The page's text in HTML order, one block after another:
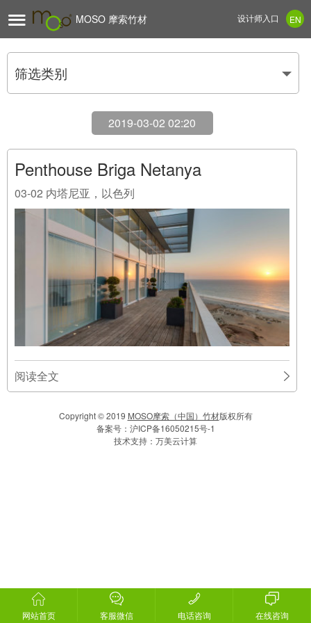
 MOSO 摩索竹材 EN
设计师入口
筛选类别
2019-03-02 02:20
Penthouse Briga Netanya
03-02 内塔尼亚，以色列
阅读全文
网站首页 客服微信 电话咨询 在线咨询
Copyright © 2019 MOSO摩索（中国）竹材版权所有
备案号： 沪ICP备16050215号-1
技术支持： 万美云计算